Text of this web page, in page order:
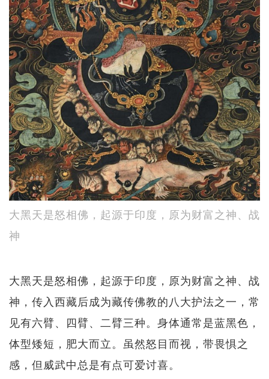
大黑天是怒相佛，起源于印度，原为财富之神、战
神
大黑天是怒相佛，起源于印度，原为财富之神、战
神，传入西藏后成为藏传佛教的八大护法之一，常
见有六臂、四臂、二臂三种。身体通常是蓝黑色，
体型矮短，肥大而立。虽然怒目而视，带畏惧之
感，但威武中总是有点可爱讨喜。